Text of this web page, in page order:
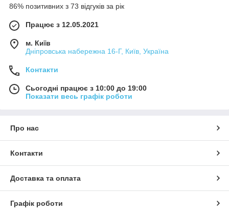
86% позитивних з 73 відгуків за рік
Працює з 12.05.2021
м. Київ
Дніпровська набережна 16-Г, Київ, Україна
Контакти
Сьогодні працює з 10:00 до 19:00
Показати весь графік роботи
Про нас
Контакти
Доставка та оплата
Графік роботи